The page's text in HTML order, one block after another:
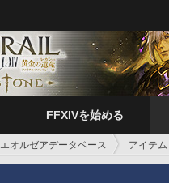
FFXIVを始める
エオルゼアデータベース アイテム